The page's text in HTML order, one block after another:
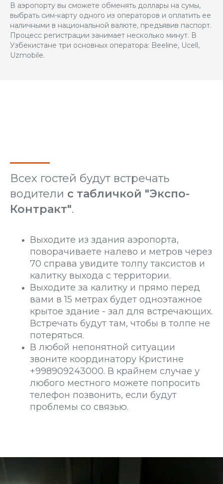
В аэропорту вы сможете обменять доллары на сумы,
выбрать сим-карту одного из операторов и оплатить ее
наличными в национальной валюте, предъявив паспорт.
Процесс регистрации занимает несколько минут. В
Узбекистане три основных оператора: Beeline, Ucell,
Uzmobile.
Всех гостей будут встречать
водители с табличкой "Экспо-
Контракт".
Выходите из здания аэропорта,
поворачиваете налево и метров через
70 справа увидите толпу таксистов и
калитку выхода с территории.
Выходите за калитку и прямо перед
вами в 15 метрах будет одноэтажное
крытое здание - зал для встречающих.
Встречать будут там, чтобы в толпе не
потеряться.
В любой непонятной ситуации
звоните координатору Кристине
+998909243000. В крайнем случае у
любого местного можете попросить
телефон позвонить, если будут
проблемы со связью.